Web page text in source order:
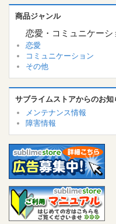
商品ジャンル
恋愛・コミュニケーシ
恋愛
コミュニケーション
その他
サブライムストアからのお知
メンテナンス情報
障害情報